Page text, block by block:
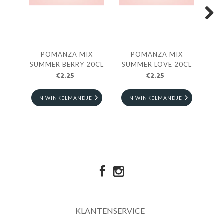
POMANZA MIX
SUMMER BERRY 20CL
€2.25
IN WINKELMANDJE
POMANZA MIX
SUMMER LOVE 20CL
€2.25
IN WINKELMANDJE
KLANTENSERVICE